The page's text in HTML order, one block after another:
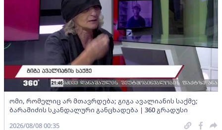
ომი, რომელიც არ მთავრდება; გიგა ავალიანის საქმე;
ბარამიძის სკანდალური განცხადება | 360 გრადუსი
2026/08/08 00:35